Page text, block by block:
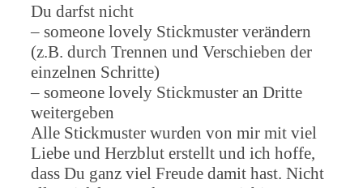
Du darfst nicht
– someone lovely Stickmuster verändern
(z.B. durch Trennen und Verschieben der
einzelnen Schritte)
– someone lovely Stickmuster an Dritte
weitergeben
Alle Stickmuster wurden von mir mit viel
Liebe und Herzblut erstellt und ich hoffe,
dass Du ganz viel Freude damit hast. Nicht